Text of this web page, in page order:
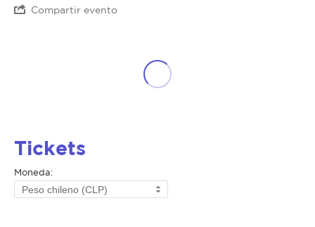
Compartir evento
Tickets
Moneda: